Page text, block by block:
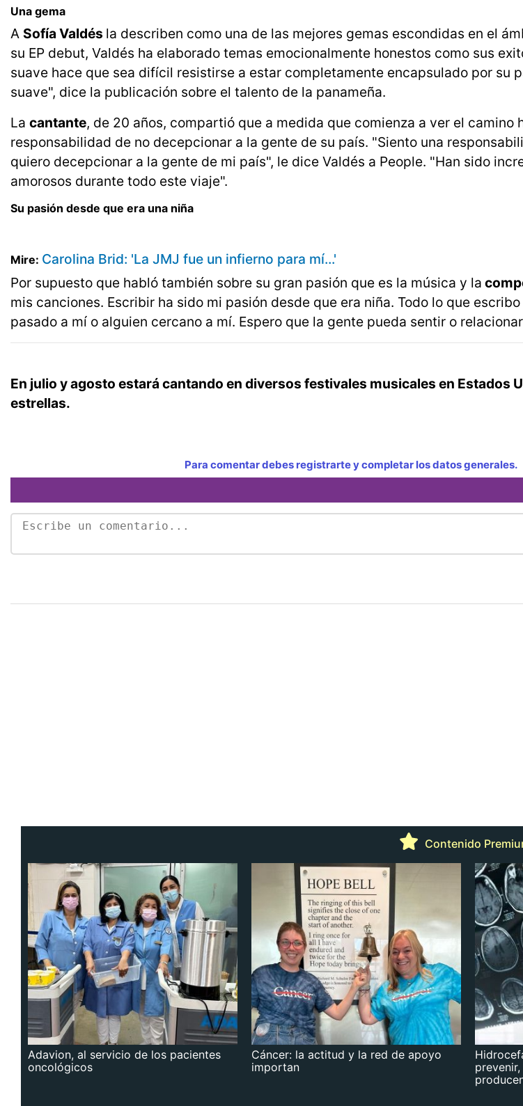
Una gema
A Sofía Valdés la describen como una de las mejores gemas escondidas en el
su EP debut, Valdés ha elaborado temas emocionalmente honestos como sus
suave hace que sea difícil resistirse a estar completamente encapsulado por su
suave", dice la publicación sobre el talento de la panameña.
La cantante, de 20 años, compartió que a medida que comienza a ver el camino
responsabilidad de no decepcionar a la gente de su país. "Siento una
quiero decepcionar a la gente de mi país", le dice Valdés a People. "Han sido
amorosos durante todo este viaje".
Su pasión desde que era una niña
Mire: Carolina Brid: 'La JMJ fue un infierno para mí...'
Por supuesto que habló también sobre su gran pasión que es la música y la
mis canciones. Escribir ha sido mi pasión desde que era niña. Todo lo que
pasado a mí o alguien cercano a mí. Espero que la gente pueda sentir o
En julio y agosto estará cantando en diversos festivales musicales en Estados
estrellas.
Para comentar debes registrarte y completar los datos generales.
Contenido
Adavion, al servicio de los pacientes
oncológicos
Cáncer: la actitud y la red de apoyo
importan